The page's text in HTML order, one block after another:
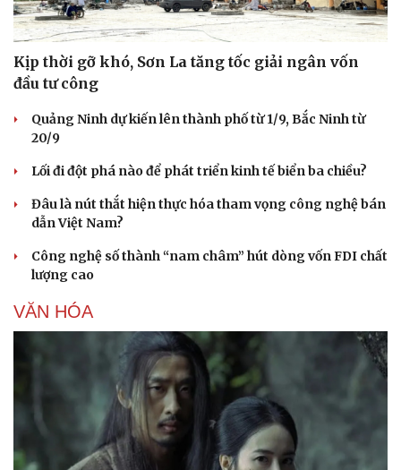
Văn hóa
Sân khấu - Điện ảnh
Giải trí
Nghệ sĩ
Kịp thời gỡ khó, Sơn La tăng tốc giải ngân vốn
đầu tư công
Quảng Ninh dự kiến lên thành phố từ 1/9, Bắc Ninh từ
20/9
Lối đi đột phá nào để phát triển kinh tế biển ba chiều?
Đâu là nút thắt hiện thực hóa tham vọng công nghệ bán
dẫn Việt Nam?
Công nghệ số thành “nam châm” hút dòng vốn FDI chất
lượng cao
VĂN HÓA